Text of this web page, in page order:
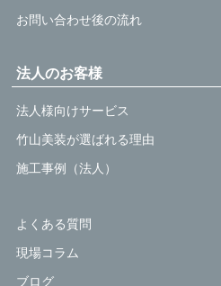
お問い合わせ後の流れ
法人のお客様
法人様向けサービス
竹山美装が選ばれる理由
施工事例（法人）
よくある質問
現場コラム
ブログ